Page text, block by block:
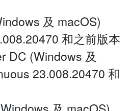
及 macOS)
和之前版本
DC (Windows 及
23.008.20470 和